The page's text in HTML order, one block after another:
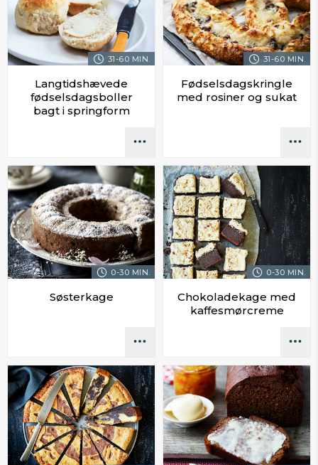
31-60 MIN.
Langtidshævede
fødselsdagsboller
bagt i springform
31-60 MIN.
Fødselsdagskringle
med rosiner og sukat
0-30 MIN.
Søsterkage
0-30 MIN.
Chokoladekage med
kaffesmørcreme